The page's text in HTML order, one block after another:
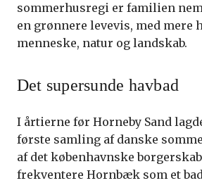
sommerhusregi er familien
en grønnere levevis, med mere
menneske, natur og landskab.
Det supersunde havbad
I årtierne før Horneby Sand
første samling af danske
af det københavnske
frekventere Hornbæk som et